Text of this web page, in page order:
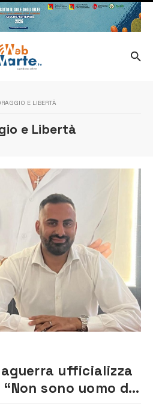
E LIBERTÀ
e Libertà
ufficializza
sono uomo di